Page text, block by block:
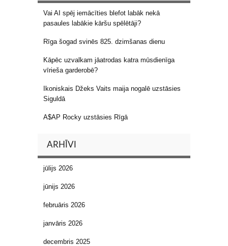
Vai AI spēj iemācīties blefot labāk nekā
pasaules labākie kāršu spēlētāji?
Rīga šogad svinēs 825. dzimšanas dienu
Kāpēc uzvalkam jāatrodas katra mūsdienīga
vīrieša garderobē?
Ikoniskais Džeks Vaits maija nogalē uzstāsies
Siguldā
A$AP Rocky uzstāsies Rīgā
ARHĪVI
jūlijs 2026
jūnijs 2026
februāris 2026
janvāris 2026
decembris 2025